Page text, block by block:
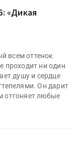
«Дикая
всем оттенок
проходит ни один
душу и сердце
Он дарит
отгоняет любые